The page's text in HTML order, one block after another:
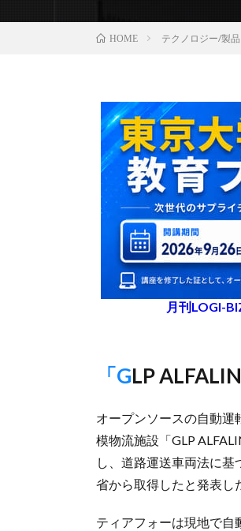
HOME テクノロジー/製品
月刊LOGI-
「GLP
オープンソースの自動運
模物流施設「GLP
し、道路運送車両法に
省から取得したと発表し
ティアフォーは現地で自